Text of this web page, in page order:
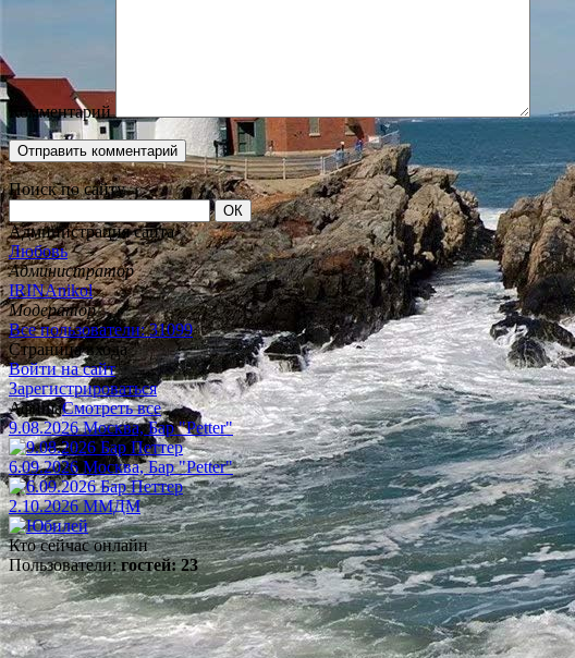
Комментарий
Поиск по сайту
Администрация сайта
Любовь
Администратор
IRINAnikol
Модератор
Все пользователи: 31099
Страница входа
Войти на сайт
Зарегистрироваться
АфишаСмотреть все
9.08.2026 Москва, Бар "Petter"
6.09.2026 Москва, Бар "Petter"
2.10.2026 ММДМ
Кто сейчас онлайн
Пользователи:гостей: 23